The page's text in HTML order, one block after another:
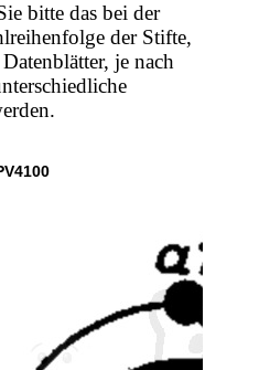
bitte das bei der
der Stifte,
je nach